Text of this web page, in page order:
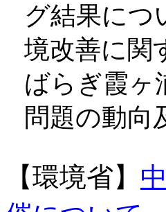
グ結果につ
境改善に関
ばらぎ霞ヶ
問題の動向
【環境省】